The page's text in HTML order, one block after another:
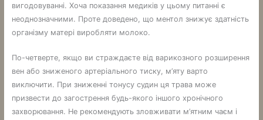
вигодовуванні. Хоча показання медиків у цьому питанні є
неоднозначними. Проте доведено, що ментол знижує здатність
організму матері виробляти молоко.
По-четверте, якщо ви страждаєте від варикозного розширення
вен або зниженого артеріального тиску, м’яту варто
виключити. При зниженні тонусу судин ця трава може
призвести до загострення будь-якого іншого хронічного
захворювання. Не рекомендують зловживати м’ятним чаєм і